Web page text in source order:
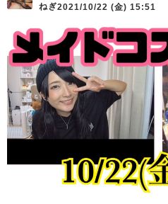
ねぎ2021/10/22 (金) 15:51